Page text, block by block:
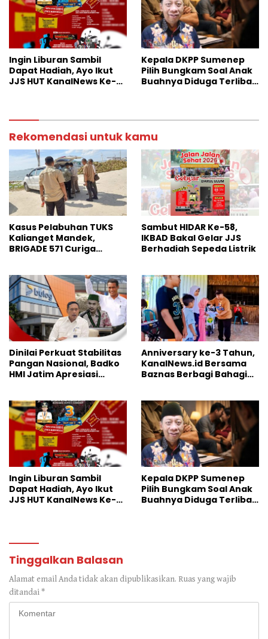
Ingin Liburan Sambil
Dapat Hadiah, Ayo Ikut
JJS HUT KanalNews Ke-3
Kepala DKPP Sumenep
Pilih Bungkam Soal Anak
Buahnya Diduga Terlibat
Rekomendasi untuk kamu
Kasus Pelabuhan TUKS
Kalianget Mandek,
BRIGADE 571 Curiga
Sambut HIDAR Ke-58,
IKBAD Bakal Gelar JJS
Berhadiah Sepeda Listrik
Dinilai Perkuat Stabilitas
Pangan Nasional, Badko
HMI Jatim Apresiasi
Anniversary ke-3 Tahun,
KanalNews.id Bersama
Baznas Berbagi Bahagia
Ingin Liburan Sambil
Dapat Hadiah, Ayo Ikut
JJS HUT KanalNews Ke-3
Kepala DKPP Sumenep
Pilih Bungkam Soal Anak
Buahnya Diduga Terlibat
Tinggalkan Balasan
Alamat email Anda tidak akan dipublikasikan. Ruas yang wajib
ditandai*